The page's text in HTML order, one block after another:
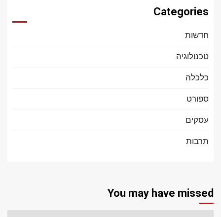
Categories
חדשות
טכנולוגיה
כלכלה
ספורט
עסקים
תרבות
You may have missed